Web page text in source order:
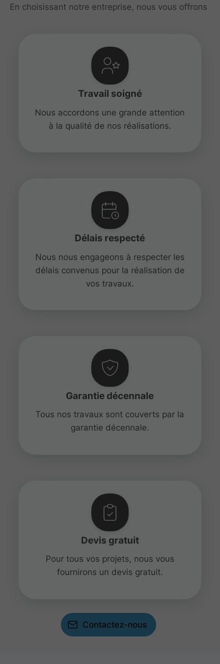
En choisissant notre entreprise, nous vous offrons
Travail soigné
Nous accordons une grande attention
à la qualité de nos réalisations.
Délais respecté
Nous nous engageons à respecter les
délais convenus pour la réalisation de
vos travaux.
Garantie décennale
Tous nos travaux sont couverts par la
garantie décennale.
Devis gratuit
Pour tous vos projets, nous vous
fournirons un devis gratuit.
Contactez-nous